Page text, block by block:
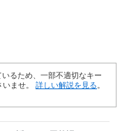
るため、一部不適切なキー
ませ。 詳しい解説を見る